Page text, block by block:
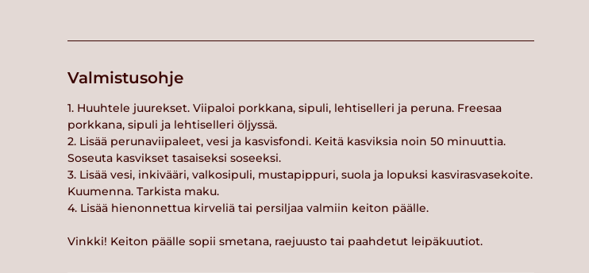
Valmistusohje
1. Huuhtele juurekset. Viipaloi porkkana, sipuli, lehtiselleri ja peruna. Freesaa
porkkana, sipuli ja lehtiselleri öljyssä.
2. Lisää perunaviipaleet, vesi ja kasvisfondi. Keitä kasviksia noin 50 minuuttia.
Soseuta kasvikset tasaiseksi soseeksi.
3. Lisää vesi, inkivääri, valkosipuli, mustapippuri, suola ja lopuksi kasvirasvasekoite.
Kuumenna. Tarkista maku.
4. Lisää hienonnettua kirveliä tai persiljaa valmiin keiton päälle.
Vinkki! Keiton päälle sopii smetana, raejuusto tai paahdetut leipäkuutiot.